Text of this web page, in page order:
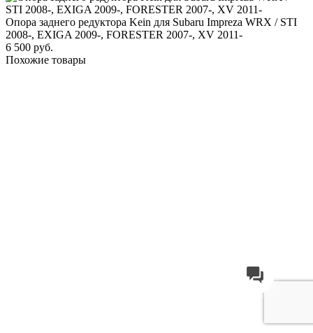
Опора заднего редуктора Kein для Subaru Impreza WRX / STI
2008-, EXIGA 2009-, FORESTER 2007-, XV 2011-
6 500 руб.
Похожие товары